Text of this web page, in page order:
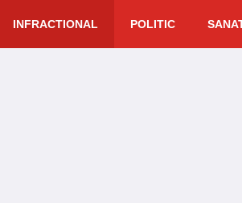
INFRACTIONAL POLITIC